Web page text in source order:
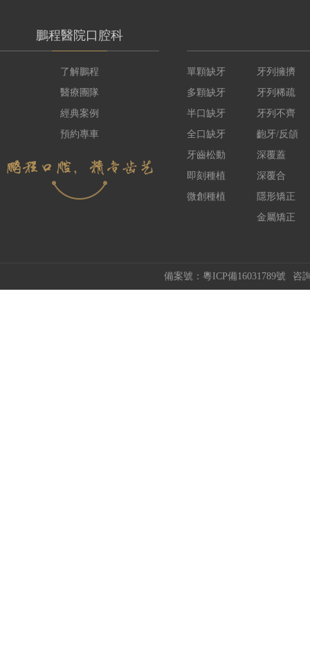
鵬程醫院口腔科
了解鵬程
醫療團隊
經典案例
預約專車
單顆缺牙
多顆缺牙
半口缺牙
全口缺牙
牙齒松動
即刻種植
微創種植
牙列擁擠
牙列稀疏
牙列不齊
齙牙/反頜
深覆蓋
深覆合
隱形矯正
金屬矯正
備案號：粵ICP備16031789號 咨